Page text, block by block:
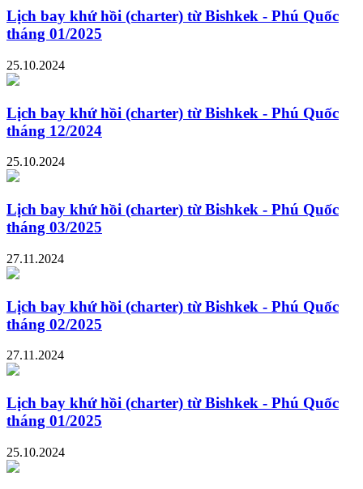
Lịch bay khứ hồi (charter) từ Bishkek - Phú Quốc
tháng 01/2025
25.10.2024
Lịch bay khứ hồi (charter) từ Bishkek - Phú Quốc
tháng 12/2024
25.10.2024
Lịch bay khứ hồi (charter) từ Bishkek - Phú Quốc
tháng 03/2025
27.11.2024
Lịch bay khứ hồi (charter) từ Bishkek - Phú Quốc
tháng 02/2025
27.11.2024
Lịch bay khứ hồi (charter) từ Bishkek - Phú Quốc
tháng 01/2025
25.10.2024